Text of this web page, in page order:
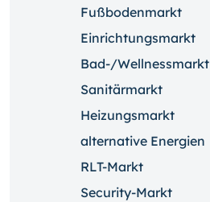
Fußbodenmarkt
Einrichtungsmarkt
Bad-/Wellnessmarkt
Sanitärmarkt
Heizungsmarkt
alternative Energien
RLT-Markt
Security-Markt